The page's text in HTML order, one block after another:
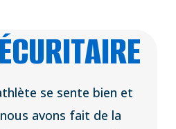
se sente bien et
avons fait de la